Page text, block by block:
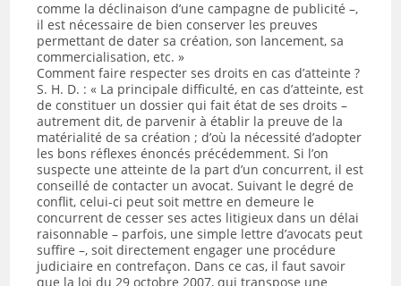
comme la déclinaison d’une campagne de publicité –,
il est nécessaire de bien conserver les preuves
permettant de dater sa création, son lancement, sa
commercialisation, etc. »
Comment faire respecter ses droits en cas d’atteinte ?
S. H. D. : « La principale difficulté, en cas d’atteinte, est
de constituer un dossier qui fait état de ses droits –
autrement dit, de parvenir à établir la preuve de la
matérialité de sa création ; d’où la nécessité d’adopter
les bons réflexes énoncés précédemment. Si l’on
suspecte une atteinte de la part d’un concurrent, il est
conseillé de contacter un avocat. Suivant le degré de
conflit, celui-ci peut soit mettre en demeure le
concurrent de cesser ses actes litigieux dans un délai
raisonnable – parfois, une simple lettre d’avocats peut
suffire –, soit directement engager une procédure
judiciaire en contrefaçon. Dans ce cas, il faut savoir
que la loi du 29 octobre 2007, qui transpose une